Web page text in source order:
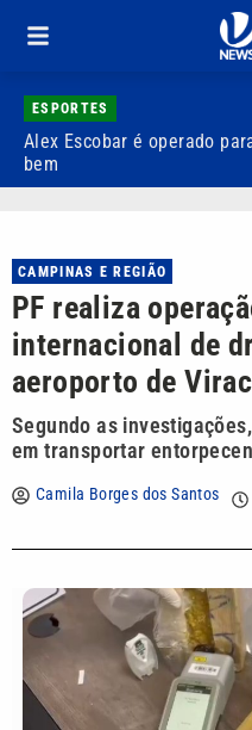
ESPORTES
Alex Escobar é operado
bem
CAMPINAS E REGIÃO
PF realiza
internacional de
aeroporto de
Segundo as
em transportar
Camila Borges dos Santos